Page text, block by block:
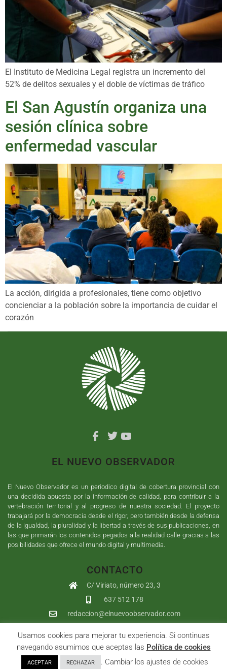
El Instituto de Medicina Legal registra un incremento del
52% de delitos sexuales y el doble de víctimas de tráfico
El San Agustín organiza una
sesión clínica sobre
enfermedad vascular
La acción, dirigida a profesionales, tiene como objetivo
concienciar a la población sobre la importancia de cuidar el
corazón
EL NUEVO OBSERVADOR
El Nuevo Observador es un periodico digital de cobertura provincial con
una decidida apuesta por la información de calidad, para contribuir a la
vertebración territorial y al progreso de nuestra sociedad. El proyecto
trabajará por la democracia desde el rigor, pero también desde la defensa
de la igualdad, la pluralidad y la libertad a través de sus publicaciones, en
las que primarán los contenidos pegados a la realidad calle gracias a las
posibilidades que ofrece el mundo digital y multimedia.
CONTACTO
C/ Viriato, número 23, 3
637 512 178
redaccion@elnuevoobservador.com
Copyright ©2026 El Nuevo Observador | Sumurdigital Diseño web
yDesarrollo| All Rights Reserved |
Privacidad|Política de cookies|User
Usamos cookies para mejorar tu experiencia. Si continuas
navegando asumimos que aceptas las Política de cookies
ACEPTAR RECHAZAR . Cambiar los ajustes de cookies